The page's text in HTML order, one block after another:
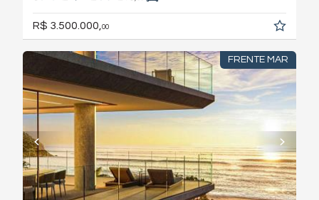
R$ 3.500.000, 00
FRENTE MAR